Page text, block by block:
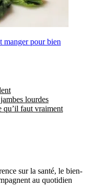
manger pour bien
lourdes
qu’il faut vraiment
sur la santé, le bien-
au quotidien